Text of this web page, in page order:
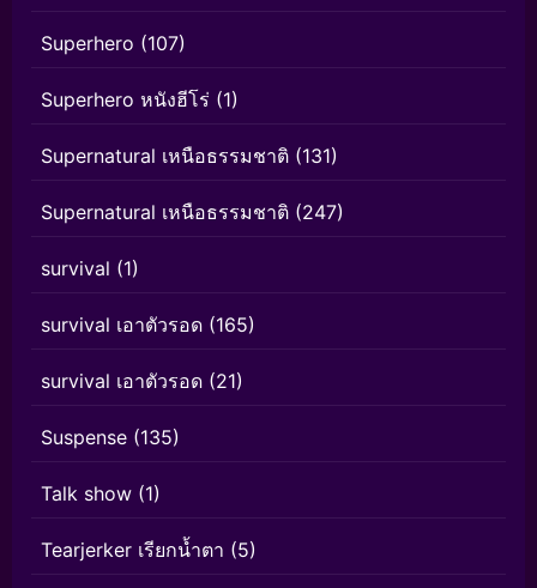
Superhero (107)
Superhero หนังฮีโร่ (1)
Supernatural เหนือธรรมชาติ (131)
Supernatural เหนือธรรมชาติ (247)
survival (1)
survival เอาตัวรอด (165)
survival เอาตัวรอด (21)
Suspense (135)
Talk show (1)
Tearjerker เรียกน้ำตา (5)